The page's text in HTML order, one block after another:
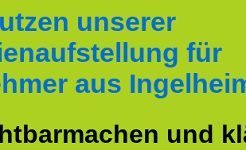
unserer
für
aus
und